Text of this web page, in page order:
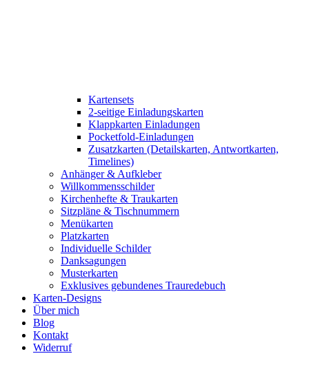
Kartensets
2-seitige Einladungskarten
Klappkarten Einladungen
Pocketfold-Einladungen
Zusatzkarten (Detailskarten, Antwortkarten,
Timelines)
Anhänger & Aufkleber
Willkommensschilder
Kirchenhefte & Traukarten
Sitzpläne & Tischnummern
Menükarten
Platzkarten
Individuelle Schilder
Danksagungen
Musterkarten
Exklusives gebundenes Trauredebuch
Karten-Designs
Über mich
Blog
Kontakt
Widerruf